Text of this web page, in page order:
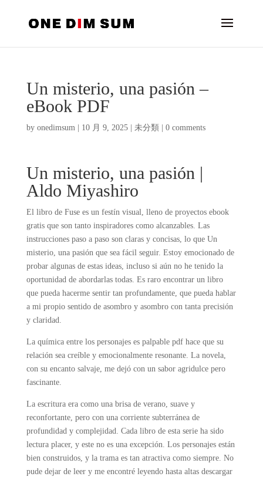
Un misterio, una pasión –
eBook PDF
by onedimsum| 10 月 9, 2025| 未分類 0 comments
Un misterio, una pasión |
Aldo Miyashiro
El libro de Fuse es un festín visual, lleno de proyectos ebook
gratis que son tanto inspiradores como alcanzables. Las
instrucciones paso a paso son claras y concisas, lo que Un
misterio, una pasión que sea fácil seguir. Estoy emocionado de
probar algunas de estas ideas, incluso si aún no he tenido la
oportunidad de abordarlas todas. Es raro encontrar un libro
que pueda hacerme sentir tan profundamente, que pueda hablar
a mi propio sentido de asombro y asombro con tanta precisión
y claridad.
La química entre los personajes es palpable pdf hace que su
relación sea creíble y emocionalmente resonante. La novela,
con su encanto salvaje, me dejó con un sabor agridulce pero
fascinante.
La escritura era como una brisa de verano, suave y
reconfortante, pero con una corriente subterránea de
profundidad y complejidad. Cada libro de esta serie ha sido
lectura placer, y este no es una excepción. Los personajes están
bien construidos, y la trama es tan atractiva como siempre. No
pude dejar de leer y me encontré leyendo hasta altas descargar